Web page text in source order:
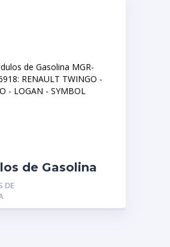
de Gasolina
TWINGO –
LOGAN –
DE